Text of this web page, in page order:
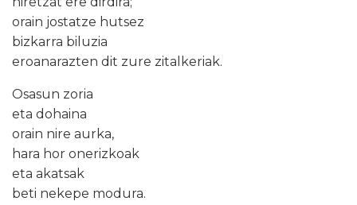
orain jostatze hutsez
bizkarra biluzia
eroanarazten dit zure zitalkeriak.
Osasun zoria
eta dohaina
orain nire aurka,
hara hor onerizkoak
eta akatsak
beti nekepe modura.